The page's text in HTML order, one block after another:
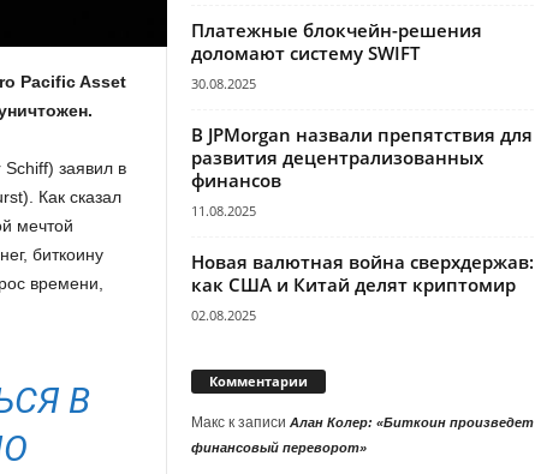
Pacific Asset
заявил в
Как сказал
мечтой
биткоину
времени,
В
Платежные блокчейн-решения
доломают систему SWIFT
30.08.2025
В JPMorgan назвали препятствия для
развития децентрализованных
финансов
11.08.2025
Новая валютная война сверхдержав:
как США и Китай делят криптомир
02.08.2025
Комментарии
Макск записи Алан Колер: «Биткоин произведет
финансовый переворот»